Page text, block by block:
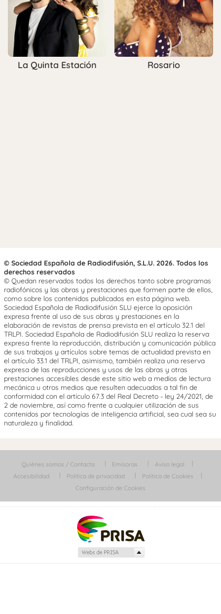
La Quinta Estación Rosario
© Sociedad Española de Radiodifusión, S.L.U. 2026. Todos los
derechos reservados
© Quedan reservados todos los derechos tanto sobre programas
radiofónicos y las obras y prestaciones que formen parte de ellos,
como sobre los contenidos publicados en esta página web.
Sociedad Española de Radiodifusión SLU ejerce la oposición
expresa frente al uso de sus obras y prestaciones en la
elaboración de revistas de prensa prevista en el artículo 32.1 del
TRLPI. Sociedad Española de Radiodifusión SLU realiza la reserva
expresa frente la reproducción, distribución y comunicación pública
de sus trabajos y artículos sobre temas de actualidad prevista en
el artículo 33.1 del TRLPI, asimismo, también realiza una reserva
expresa de las reproducciones y usos de las obras y otras
prestaciones accesibles desde este sitio web a medios de lectura
mecánica u otros medios que resulten adecuados a tal fin de
conformidad con el artículo 67.3 del Real Decreto - ley 24/2021, de
2 de noviembre, así como frente a cualquier utilización de sus
contenidos por tecnologías de inteligencia artificial, sea cual sea su
naturaleza y finalidad.
Quiénes somos / Contacta Emisoras
Aviso legal
Accesibilidad
Política de privacidad
Política de Cookies
Configuración de Cookies